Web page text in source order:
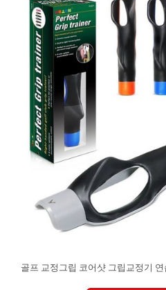
골프 교정그립 코어샷 그립교정기